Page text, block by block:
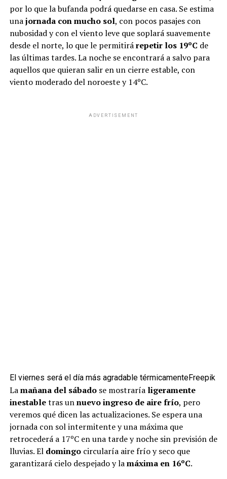
por lo que la bufanda podrá quedarse en casa. Se estima
unajornada con mucho sol, con pocos pasajes con
nubosidad y con el viento leve que soplará suavemente
desde el norte, lo que le permitirárepetir los 19ºC de
las últimas tardes. La noche se encontrará a salvo para
aquellos que quieran salir en un cierre estable, con
viento moderado del noroeste y 14ºC.
ADVERTISEMENT
El viernes será el día más agradable térmicamenteFreepik
Lamañana del sábadose mostraría ligeramente
inestabletras unnuevo ingreso de aire frío, pero
veremos qué dicen las actualizaciones. Se espera una
jornada con sol intermitente y una máxima que
retrocederá a 17ºC en una tarde y noche sin previsión de
lluvias. El domingo circularía aire frío y seco que
garantizará cielo despejado y lamáxima en 16ºC.